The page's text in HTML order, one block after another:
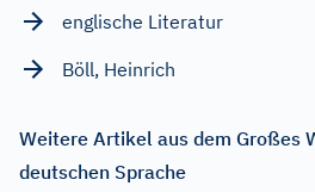
englische Literatur
Böll, Heinrich
Weitere Artikel aus dem Großes
deutschen Sprache